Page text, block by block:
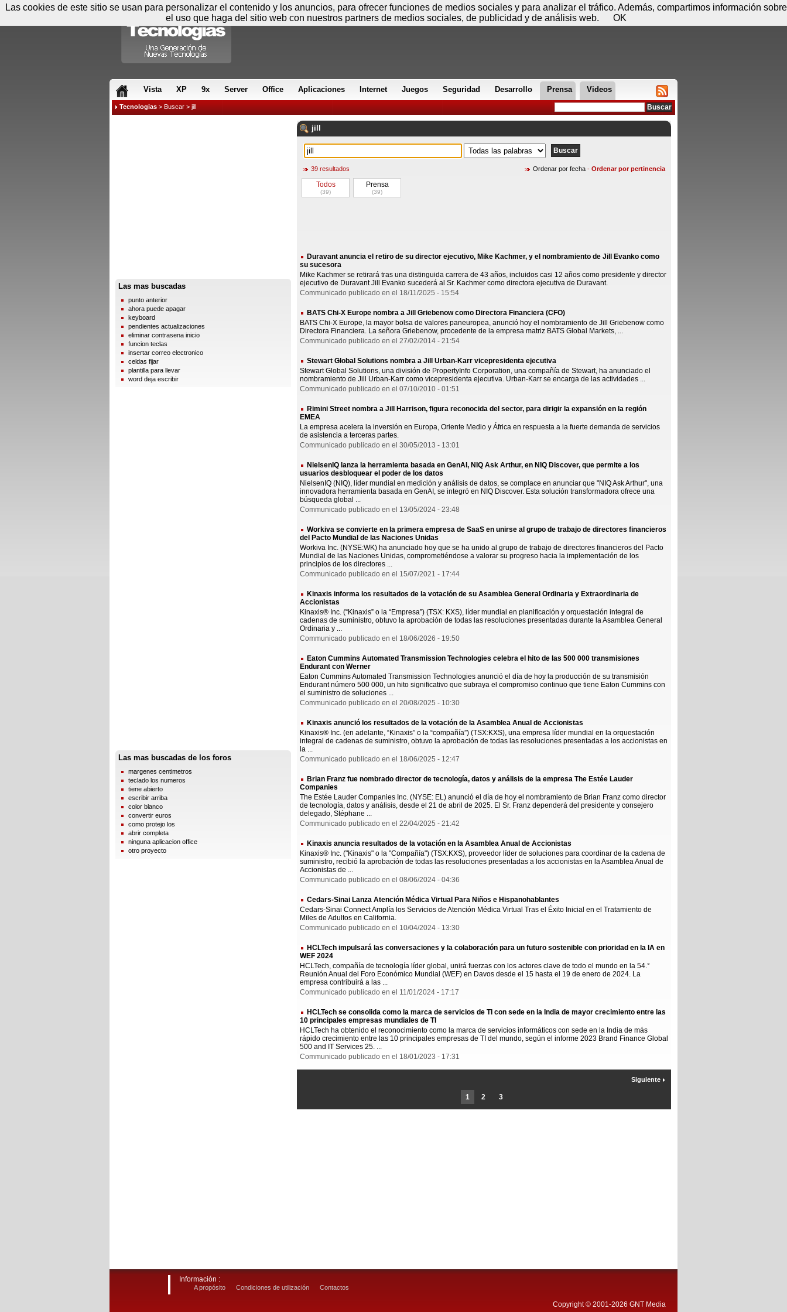
Vista XP 9x Server Office Aplicaciones Internet Juegos Seguridad Desarrollo Prensa Videos
Tecnologias > Buscar > jill
Las mas buscadas
punto anterior
ahora puede apagar
keyboard
pendientes actualizaciones
eliminar contrasena inicio
funcion teclas
insertar correo electronico
celdas fijar
plantilla para llevar
word deja escribir
Las mas buscadas de los foros
margenes centimetros
teclado los numeros
tiene abierto
escribir arriba
color blanco
convertir euros
como protejo los
abrir completa
ninguna aplicacion office
otro proyecto
jill
39 resultados Ordenar por fecha - Ordenar por pertinencia
Todos
(39)
Prensa
(39)
Duravant anuncia el retiro de su director ejecutivo, Mike Kachmer, y el nombramiento de Jill Evanko como
su sucesora
Mike Kachmer se retirará tras una distinguida carrera de 43 años, incluidos casi 12 años como presidente y director
ejecutivo de Duravant Jill Evanko sucederá al Sr. Kachmer como directora ejecutiva de Duravant.
Communicado publicado en el 18/11/2025 - 15:54
BATS Chi-X Europe nombra a Jill Griebenow como Directora Financiera (CFO)
BATS Chi-X Europe, la mayor bolsa de valores paneuropea, anunció hoy el nombramiento de Jill Griebenow como
Directora Financiera. La señora Griebenow, procedente de la empresa matriz BATS Global Markets, ...
Communicado publicado en el 27/02/2014 - 21:54
Stewart Global Solutions nombra a Jill Urban-Karr vicepresidenta ejecutiva
Stewart Global Solutions, una división de PropertyInfo Corporation, una compañía de Stewart, ha anunciado el
nombramiento de Jill Urban-Karr como vicepresidenta ejecutiva. Urban-Karr se encarga de las actividades ...
Communicado publicado en el 07/10/2010 - 01:51
Rimini Street nombra a Jill Harrison, figura reconocida del sector, para dirigir la expansión en la región
EMEA
La empresa acelera la inversión en Europa, Oriente Medio y África en respuesta a la fuerte demanda de servicios
de asistencia a terceras partes.
Communicado publicado en el 30/05/2013 - 13:01
NielsenIQ lanza la herramienta basada en GenAI, NIQ Ask Arthur, en NIQ Discover, que permite a los
usuarios desbloquear el poder de los datos
NielsenIQ (NIQ), líder mundial en medición y análisis de datos, se complace en anunciar que "NIQ Ask Arthur", una
innovadora herramienta basada en GenAI, se integró en NIQ Discover. Esta solución transformadora ofrece una
búsqueda global ...
Communicado publicado en el 13/05/2024 - 23:48
Workiva se convierte en la primera empresa de SaaS en unirse al grupo de trabajo de directores financieros
del Pacto Mundial de las Naciones Unidas
Workiva Inc. (NYSE:WK) ha anunciado hoy que se ha unido al grupo de trabajo de directores financieros del Pacto
Mundial de las Naciones Unidas, comprometiéndose a valorar su progreso hacia la implementación de los
principios de los directores ...
Communicado publicado en el 15/07/2021 - 17:44
Kinaxis informa los resultados de la votación de su Asamblea General Ordinaria y Extraordinaria de
Accionistas
Kinaxis® Inc. (“Kinaxis” o la “Empresa”) (TSX: KXS), líder mundial en planificación y orquestación integral de
cadenas de suministro, obtuvo la aprobación de todas las resoluciones presentadas durante la Asamblea General
Ordinaria y ...
Communicado publicado en el 18/06/2026 - 19:50
Eaton Cummins Automated Transmission Technologies celebra el hito de las 500 000 transmisiones
Endurant con Werner
Eaton Cummins Automated Transmission Technologies anunció el día de hoy la producción de su transmisión
Endurant número 500 000, un hito significativo que subraya el compromiso continuo que tiene Eaton Cummins con
el suministro de soluciones ...
Communicado publicado en el 20/08/2025 - 10:30
Kinaxis anunció los resultados de la votación de la Asamblea Anual de Accionistas
Kinaxis® Inc. (en adelante, “Kinaxis” o la “compañía”) (TSX:KXS), una empresa líder mundial en la orquestación
integral de cadenas de suministro, obtuvo la aprobación de todas las resoluciones presentadas a los accionistas en
la ...
Communicado publicado en el 18/06/2025 - 12:47
Brian Franz fue nombrado director de tecnología, datos y análisis de la empresa The Estée Lauder
Companies
The Estée Lauder Companies Inc. (NYSE: EL) anunció el día de hoy el nombramiento de Brian Franz como director
de tecnología, datos y análisis, desde el 21 de abril de 2025. El Sr. Franz dependerá del presidente y consejero
delegado, Stéphane ...
Communicado publicado en el 22/04/2025 - 21:42
Kinaxis anuncia resultados de la votación en la Asamblea Anual de Accionistas
Kinaxis® Inc. ("Kinaxis" o la "Compañía") (TSX:KXS), proveedor líder de soluciones para coordinar de la cadena de
suministro, recibió la aprobación de todas las resoluciones presentadas a los accionistas en la Asamblea Anual de
Accionistas de ...
Communicado publicado en el 08/06/2024 - 04:36
Cedars-Sinai Lanza Atención Médica Virtual Para Niños e Hispanohablantes
Cedars-Sinai Connect Amplía los Servicios de Atención Médica Virtual Tras el Éxito Inicial en el Tratamiento de
Miles de Adultos en California.
Communicado publicado en el 10/04/2024 - 13:30
HCLTech impulsará las conversaciones y la colaboración para un futuro sostenible con prioridad en la IA en
WEF 2024
HCLTech, compañía de tecnología líder global, unirá fuerzas con los actores clave de todo el mundo en la 54.°
Reunión Anual del Foro Económico Mundial (WEF) en Davos desde el 15 hasta el 19 de enero de 2024. La
empresa contribuirá a las ...
Communicado publicado en el 11/01/2024 - 17:17
HCLTech se consolida como la marca de servicios de TI con sede en la India de mayor crecimiento entre las
10 principales empresas mundiales de TI
HCLTech ha obtenido el reconocimiento como la marca de servicios informáticos con sede en la India de más
rápido crecimiento entre las 10 principales empresas de TI del mundo, según el informe 2023 Brand Finance Global
500 and IT Services 25. ...
Communicado publicado en el 18/01/2023 - 17:31
1 2 3
Siguiente
Sábado 08 de agosto - 14:38 Registrar Conectar
Información :
A propósito Condiciones de utilización Contactos
Copyright © 2001-2026 GNT Media
Las cookies de este sitio se usan para personalizar el contenido y los anuncios, para ofrecer funciones de medios sociales y para analizar el tráfico. Además, compartimos información sobre
el uso que haga del sitio web con nuestros partners de medios sociales, de publicidad y de análisis web.
OK